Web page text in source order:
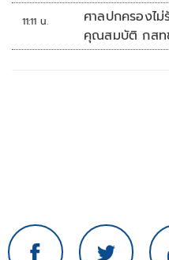
11:11 น.
ศาลปกครองไ
คุณสมบัติ กสท
เสียหาย